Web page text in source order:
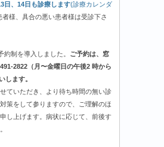
日、14日も診療します(診療カレンダ
者様、具合の悪い患者様は受診下さ
約制を導入しました。 ご予約は、窓
2822（月〜金曜日の午後2 時から
します。
ていただき、より待ち時間の無い診
策をして参りますので、ご理解のほ
し上げます。病状に応じて、前後す